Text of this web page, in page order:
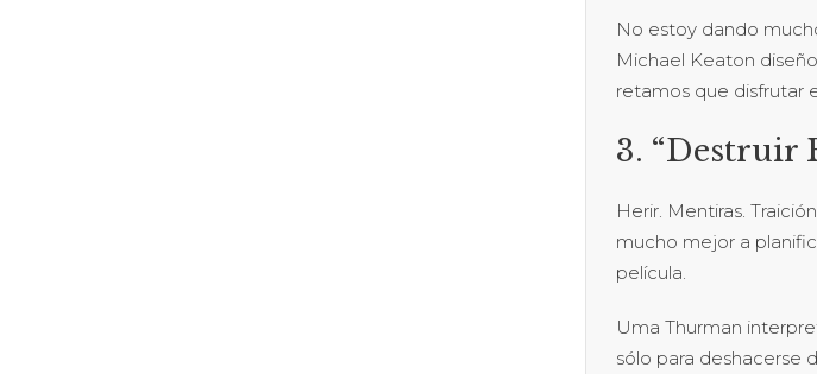
No estoy dando
Michael Keaton
retamos que disfrutar
3. “Destruir
Herir. Mentiras.
mucho mejor a
película.
Uma Thurman
sólo para deshacerse